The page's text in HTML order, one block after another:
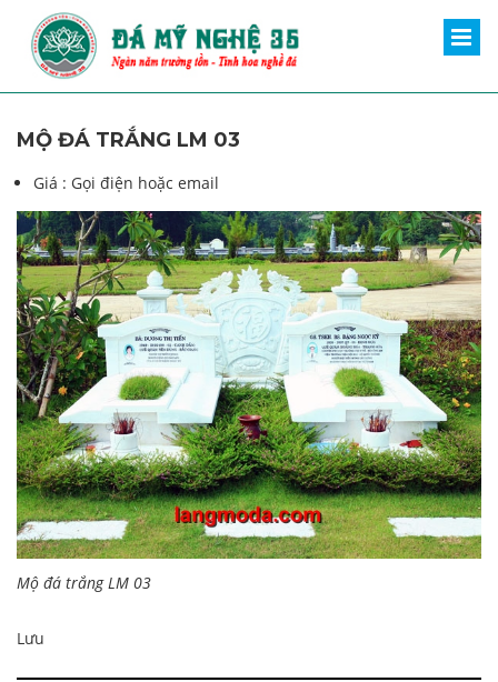
MỘ ĐÁ TRẮNG LM 03
Giá : Gọi điện hoặc email
Mộ đá trắng LM 03
Lưu